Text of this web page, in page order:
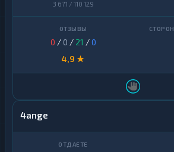
3 671 / 110 129
0 / 0 / 21 /0
4,9 ★
4ange